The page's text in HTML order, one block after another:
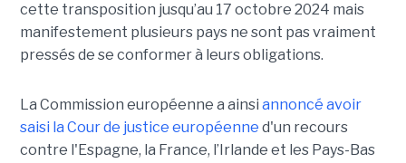
cette transposition jusqu’au 17 octobre 2024 mais
manifestement plusieurs pays ne sont pas vraiment
pressés de se conformer à leurs obligations.
La Commission européenne a ainsi annoncé avoir
saisi la Cour de justice européenne d'un recours
contre l'Espagne, la France, l’Irlande et les Pays-Bas